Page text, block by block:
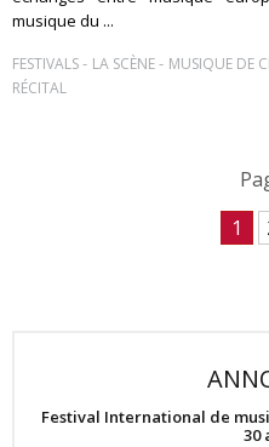
musique du ...
FESTIVALS- LA SCÈNE- MUSIQUE DE
RÉCITAL
1
Festival International de
30